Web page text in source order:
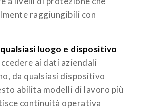
raggiungibili con
luogo e dispositivo
ai dati aziendali
da qualsiasi dispositivo
abilita modelli di lavoro più
continuità operativa